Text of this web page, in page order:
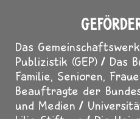
Das
Publizistik (GEP)
Das
Familie, Senioren,
Beauftragte der
und Medien